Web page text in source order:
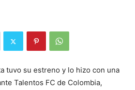
tuvo su estreno y lo hizo con una
Talentos FC de Colombia,